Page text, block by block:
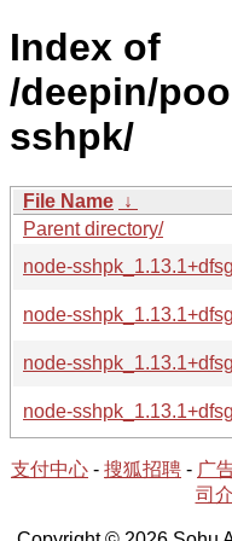
Index of
/deepin/
sshpk/
File Name ↓
Parent directory/
node-
node-
node-
node-
支付中心 - 搜狐招聘 - 广
司